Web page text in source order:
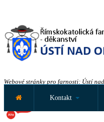
Webové stránky pro farnosti: Ústí
Kontakt